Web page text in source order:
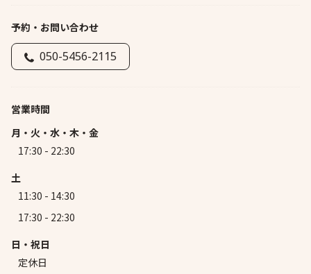
予約・お問い合わせ
050-5456-2115
営業時間
月・火・水・木・金
17:30 - 22:30
土
11:30 - 14:30
17:30 - 22:30
日・祝日
定休日